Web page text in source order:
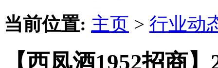
当前位置: 主页 > 行业动
【西凤酒1952招商